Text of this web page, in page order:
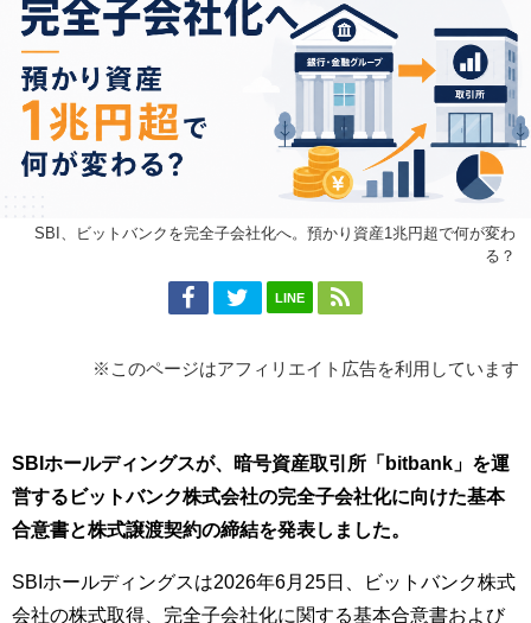
SBI、ビットバンクを完全子会社化へ。預かり資産1兆円超で何が変わ
る？
LINE
※このページはアフィリエイト広告を利用しています
SBIホールディングスが、暗号資産取引所「bitbank」を運
営するビットバンク株式会社の完全子会社化に向けた基本
合意書と株式譲渡契約の締結を発表しました。
SBIホールディングスは2026年6月25日、ビットバンク株式
会社の株式取得、完全子会社化に関する基本合意書および